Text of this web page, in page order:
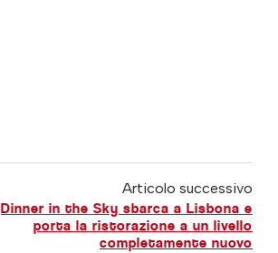
Articolo successivo
Dinner in the Sky sbarca a Lisbona e
porta la ristorazione a un livello
completamente nuovo